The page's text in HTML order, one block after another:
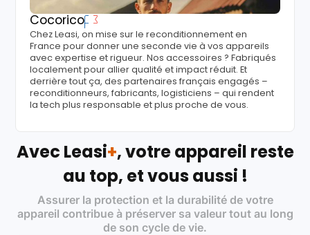
Cocorico
Chez Leasi, on mise sur le reconditionnement en
France pour donner une seconde vie à vos appareils
avec expertise et rigueur. Nos accessoires ? Fabriqués
localement pour allier qualité et impact réduit. Et
derrière tout ça, des partenaires français engagés –
reconditionneurs, fabricants, logisticiens – qui rendent
la tech plus responsable et plus proche de vous.
Avec Leasi+, votre appareil reste
au top, et vous aussi !
Assurer la protection et la durabilité de votre
appareil contribue à préserver sa valeur tout au long
de son cycle de vie.